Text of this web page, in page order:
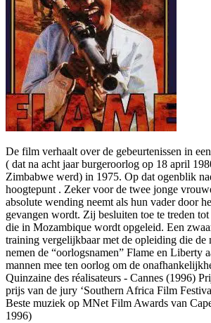
De film verhaalt over de gebeurtenissen in
( dat na acht jaar burgeroorlog op 18 april
Zimbabwe werd) in 1975. Op dat ogenblik
hoogtepunt . Zeker voor de twee jonge
absolute wending neemt als hun vader door
gevangen wordt. Zij besluiten toe te treden
die in Mozambique wordt opgeleid. Een
training vergelijkbaar met de opleiding die de
nemen de “oorlogsnamen” Flame en Liberty
mannen mee ten oorlog om de
Quinzaine des réalisateurs - Cannes (1996)
prijs van de jury ‘Southern Africa Film
Beste muziek op MNet Film Awards van
1996)